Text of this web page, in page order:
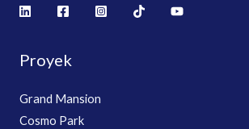
Proyek
Grand Mansion
Cosmo Park